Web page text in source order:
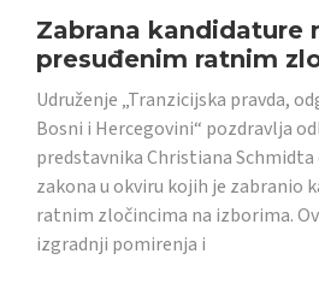
Zabrana kandidature
presuđenim ratnim
Udruženje „Tranzicijska pravda,
Bosni i Hercegovini“ pozdravlja
predstavnika Christiana
zakona u okviru kojih je zabranio
ratnim zločincima na izborima.
izgradnji pomirenja i